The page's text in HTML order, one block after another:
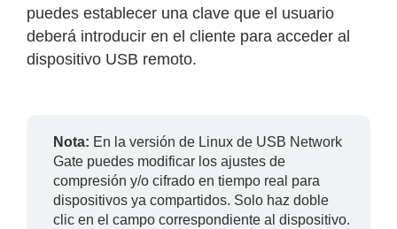
puedes establecer una clave que el usuario
deberá introducir en el cliente para acceder al
dispositivo USB remoto.
Nota: En la versión de Linux de USB Network
Gate puedes modificar los ajustes de
compresión y/o cifrado en tiempo real para
dispositivos ya compartidos. Solo haz doble
clic en el campo correspondiente al dispositivo.